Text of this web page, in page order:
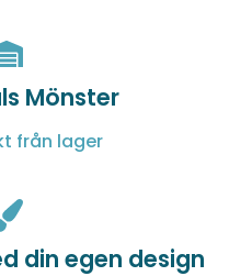
Mönster
från lager
din egen design